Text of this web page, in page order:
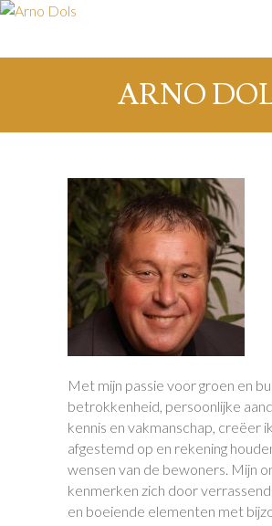
ARNO
Met mijn passie voor groen en
betrokkenheid, persoonlijke
kennis en vakmanschap, creëer
afgestemd op en rekening
wensen van de bewoners. Mijn
kenmerken zich door
en boeiende elementen met